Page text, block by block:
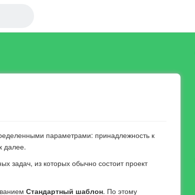
параметрами: принадлежность к
далее.
задач, из которых обычно состоит проект
Стандартный шаблон. По этому